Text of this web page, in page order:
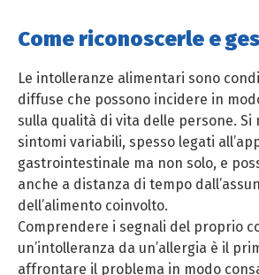
Come riconoscerle e
Le intolleranze alimentari sono
diffuse che possono incidere in
sulla qualità di vita delle persone. Si
sintomi variabili, spesso legati
gastrointestinale ma non solo, e
anche a distanza di tempo
dell’alimento coinvolto.
Comprendere i segnali del proprio
un’intolleranza da un’allergia è il
affrontare il problema in modo